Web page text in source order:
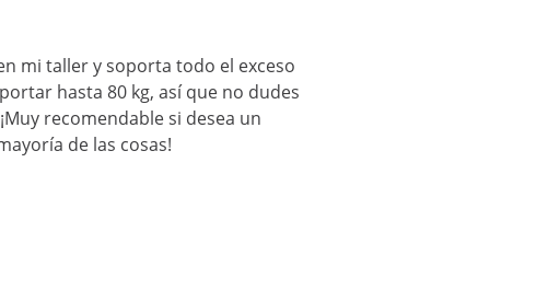
mi taller y soporta todo el exceso
hasta 80 kg, así que no dudes
recomendable si desea un
de las cosas!